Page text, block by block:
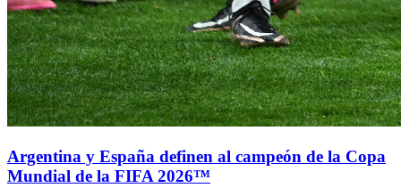
Argentina y España definen al campeón de la Copa
Mundial de la FIFA 2026™